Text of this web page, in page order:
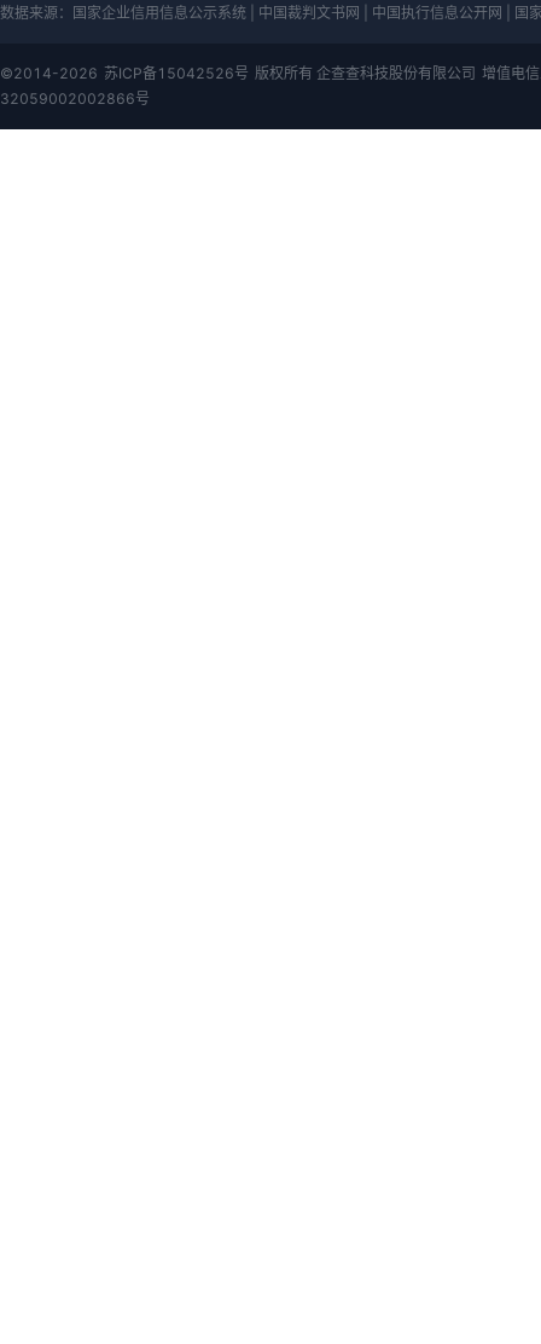
数据来源： 国家企业信用信息公示系统 | 中国裁判文书网 | 中国执行信息公开网 | 国
©2014-2026 苏ICP备15042526号 版权所有 企查查科技股份有限公司 增值电
32059002002866号